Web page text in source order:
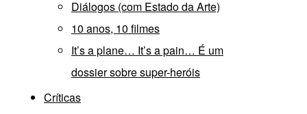
Diálogos (com Estado da Arte)
10 anos, 10 filmes
It’s a plane… It’s a pain… É um
dossier sobre super-heróis
Críticas